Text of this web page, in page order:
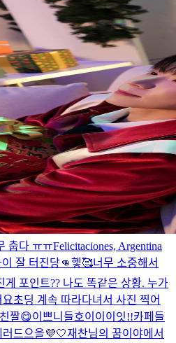
춥다 ㅠㅠFelicitaciones, Argentina
잘 터진당👊헿🥰너무 소중해서
게 포인트?? 나도 똑같은 상황. 누가
초딩 계속 따라다녀서 사진 찍어
짤😋이쁘니들호이이이잇!!카페들
드으을💜🤍재찬님의 꿈이야에서